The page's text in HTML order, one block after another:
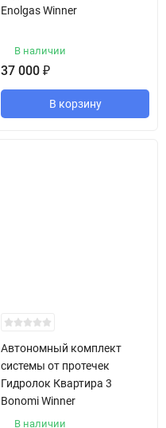
Enolgas Winner
В наличии
37 000 ₽
В корзину
Автономный комплект
системы от протечек
Гидролок Квартира 3
Bonomi Winner
В наличии